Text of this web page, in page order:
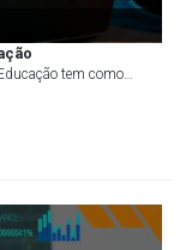
tem como